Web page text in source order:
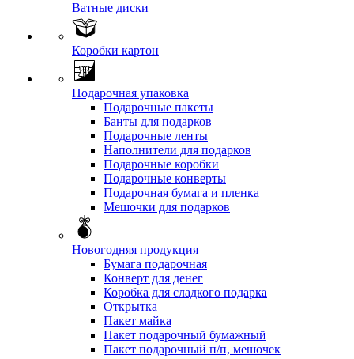
Ватные диски
Коробки картон
Подарочная упаковка
Подарочные пакеты
Банты для подарков
Подарочные ленты
Наполнители для подарков
Подарочные коробки
Подарочные конверты
Подарочная бумага и пленка
Мешочки для подарков
Новогодняя продукция
Бумага подарочная
Конверт для денег
Коробка для сладкого подарка
Открытка
Пакет майка
Пакет подарочный бумажный
Пакет подарочный п/п, мешочек